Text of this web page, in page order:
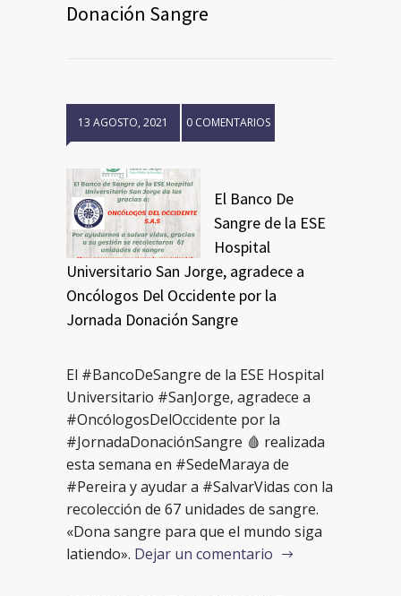
Donación Sangre
13 AGOSTO, 2021 0 COMENTARIOS
El Banco De
Sangre de la ESE
Hospital
Universitario San Jorge, agradece a
Oncólogos Del Occidente por la
Jornada Donación Sangre
El #BancoDeSangre de la ESE Hospital
Universitario #SanJorge, agradece a
#OncólogosDelOccidente por la
#JornadaDonaciónSangre 🩸 realizada
esta semana en #SedeMaraya de
#Pereira y ayudar a #SalvarVidas con la
recolección de 67 unidades de sangre.
«Dona sangre para que el mundo siga
latiendo». Dejar un comentario